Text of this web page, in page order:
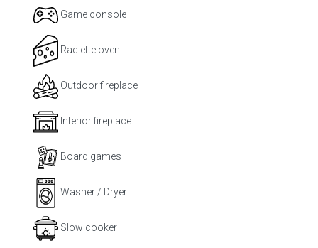
Game console
Raclette oven
Outdoor fireplace
Interior fireplace
Board games
Washer / Dryer
Slow cooker